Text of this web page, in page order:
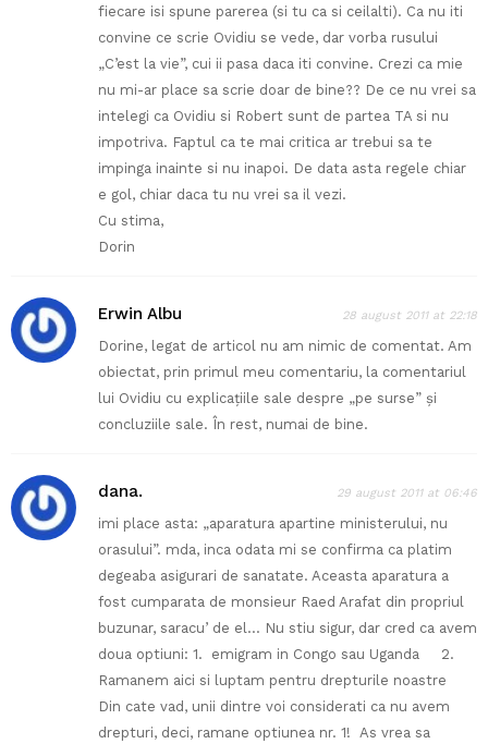
fiecare isi spune parerea (si tu ca si ceilalti). Ca nu iti
convine ce scrie Ovidiu se vede, dar vorba rusului
„C’est la vie”, cui ii pasa daca iti convine. Crezi ca mie
nu mi-ar place sa scrie doar de bine?? De ce nu vrei sa
intelegi ca Ovidiu si Robert sunt de partea TA si nu
impotriva. Faptul ca te mai critica ar trebui sa te
impinga inainte si nu inapoi. De data asta regele chiar
e gol, chiar daca tu nu vrei sa il vezi.
Cu stima,
Dorin
Erwin Albu 28 august 2011 at 22:18
Dorine, legat de articol nu am nimic de comentat. Am
obiectat, prin primul meu comentariu, la comentariul
lui Ovidiu cu explicaţiile sale despre „pe surse” şi
concluziile sale. În rest, numai de bine.
dana. 29 august 2011 at 06:46
imi place asta: „aparatura apartine ministerului, nu
orasului”. mda, inca odata mi se confirma ca platim
degeaba asigurari de sanatate. Aceasta aparatura a
fost cumparata de monsieur Raed Arafat din propriul
buzunar, saracu’ de el… Nu stiu sigur, dar cred ca avem
doua optiuni: 1. emigram in Congo sau Uganda 2.
Ramanem aici si luptam pentru drepturile noastre
Din cate vad, unii dintre voi considerati ca nu avem
drepturi, deci, ramane optiunea nr. 1! As vrea sa